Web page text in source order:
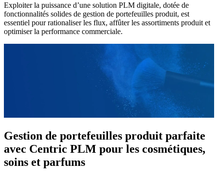
Exploiter la puissance d’une solution PLM digitale, dotée de
fonctionnalités solides de gestion de portefeuilles produit, est
essentiel pour rationaliser les flux, affûter les assortiments produit et
optimiser la performance commerciale.
Gestion de portefeuilles produit parfaite
avec Centric PLM pour les cosmétiques,
soins et parfums